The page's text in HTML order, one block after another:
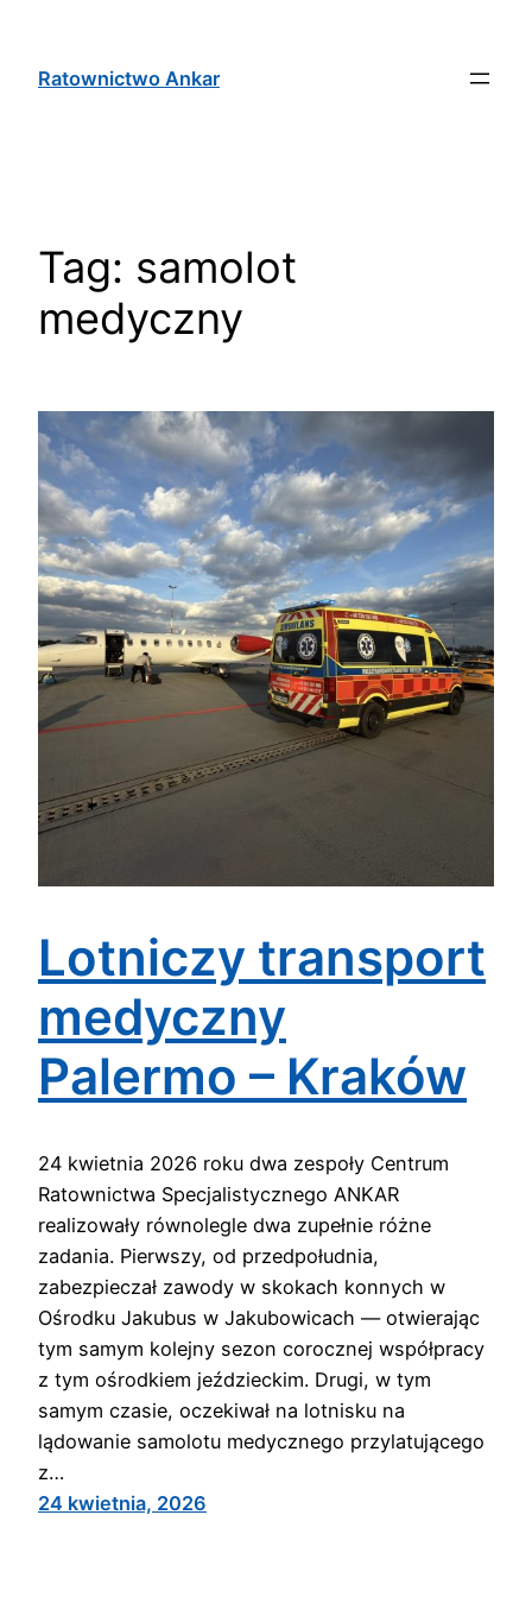
Ratownictwo Ankar
Tag: samolot
medyczny
Lotniczy transport
medyczny
Palermo – Kraków
24 kwietnia 2026 roku dwa zespoły Centrum
Ratownictwa Specjalistycznego ANKAR
realizowały równolegle dwa zupełnie różne
zadania. Pierwszy, od przedpołudnia,
zabezpieczał zawody w skokach konnych w
Ośrodku Jakubus w Jakubowicach — otwierając
tym samym kolejny sezon corocznej współpracy
z tym ośrodkiem jeździeckim. Drugi, w tym
samym czasie, oczekiwał na lotnisku na
lądowanie samolotu medycznego przylatującego
z…
24 kwietnia, 2026